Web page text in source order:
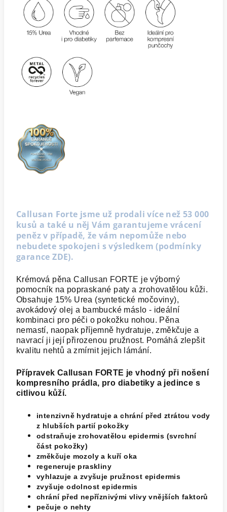
Callusan Forte jsme už prodali více než 53 000
kusů a také u něj Vám garantujeme vrácení
peněz v případě, že vám nepomůže nebo
nebudete spokojeni s výsledkem (podmínky
garance ZDE).
Krémová pěna Callusan FORTE je výborný
pomocník na popraskané paty a zrohovatělou kůži.
Obsahuje 15% Urea (syntetické močoviny),
avokádový olej a bambucké máslo - ideální
kombinaci pro péči o pokožku nohou. Pěna
nemastí, naopak příjemně hydratuje, změkčuje a
navrací ji její přirozenou pružnost. Pomáhá zlepšit
kvalitu nehtů a zmírnit jejich lámání.
Přípravek Callusan FORTE je vhodný při nošení
kompresního prádla, pro diabetiky a jedince s
citlivou kůží.
intenzivně hydratuje a chrání před ztrátou vody
z hlubších partií pokožky
odstraňuje zrohovatělou epidermis (svrchní
část pokožky)
změkčuje mozoly a kuří oka
regeneruje praskliny
vyhlazuje a zvyšuje pružnost epidermis
zvyšuje odolnost epidermis
chrání před nepříznivými vlivy vnějších faktorů
pečuje o nehty